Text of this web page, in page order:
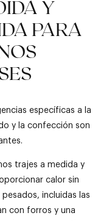
Y
PARA
específicas a la
y la confección son
trajes a medida y
calor sin
incluidas las
con forros y una